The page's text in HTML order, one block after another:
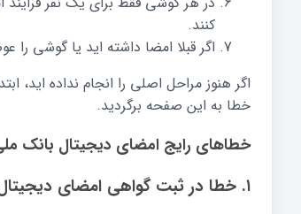
کنند.
اگر قبلا امضا داشته اید یا گوشی
اگر هنوز مراحل اصلی را انجام نداده اید،
خطا به این صفحه برگردید.
خطاهای رایج امضای دیجیتال بانک
۱. خطا در ثبت گواهی امضای دیجیتال بانک ملی